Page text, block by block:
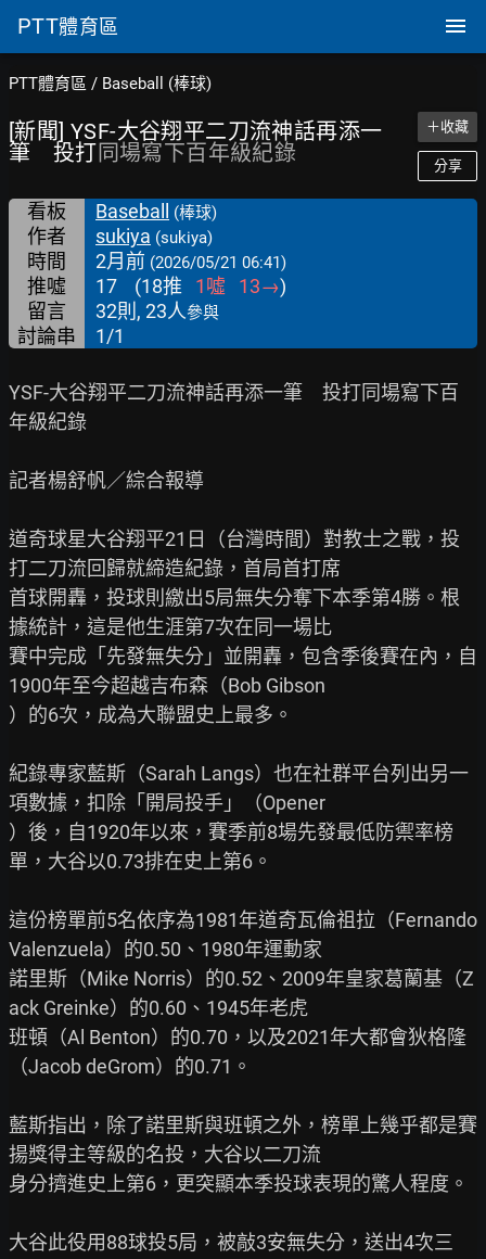
PTT體育區
PTT體育區 / Baseball (棒球)
[新聞] YSF-大谷翔平二刀流神話再添一
筆 投打同場寫下百年級紀錄
＋收藏
分享
看板 Baseball (棒球)
作者 sukiya (sukiya)
時間 2月前 (2026/05/21 06:41)
推噓 17 (18推 1噓 13→)
留言
32則, 23人參與
討論串 1/1
YSF-大谷翔平二刀流神話再添一筆　投打同場寫下百
年級紀錄
記者楊舒帆／綜合報導
道奇球星大谷翔平21日（台灣時間）對教士之戰，投
打二刀流回歸就締造紀錄，首局首打席
首球開轟，投球則繳出5局無失分奪下本季第4勝。根
據統計，這是他生涯第7次在同一場比
賽中完成「先發無失分」並開轟，包含季後賽在內，自
1900年至今超越吉布森（Bob Gibson
）的6次，成為大聯盟史上最多。
紀錄專家藍斯（Sarah Langs）也在社群平台列出另一
項數據，扣除「開局投手」（Opener
）後，自1920年以來，賽季前8場先發最低防禦率榜
單，大谷以0.73排在史上第6。
這份榜單前5名依序為1981年道奇瓦倫祖拉（Fernando
Valenzuela）的0.50、1980年運動家
諾里斯（Mike Norris）的0.52、2009年皇家葛蘭基（Z
ack Greinke）的0.60、1945年老虎
班頓（Al Benton）的0.70，以及2021年大都會狄格隆
（Jacob deGrom）的0.71。
藍斯指出，除了諾里斯與班頓之外，榜單上幾乎都是賽
揚獎得主等級的名投，大谷以二刀流
身分擠進史上第6，更突顯本季投球表現的驚人程度。
大谷此役用88球投5局，被敲3安無失分，送出4次三